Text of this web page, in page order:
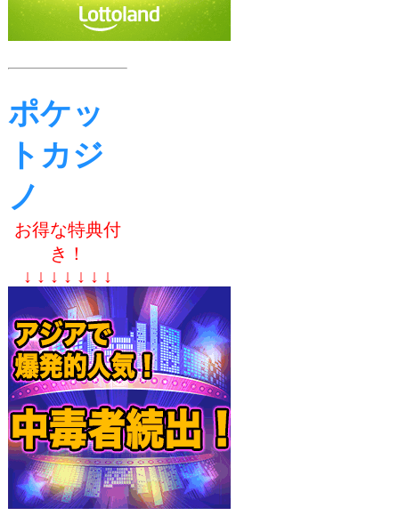
ポケッ
トカジ
ノ
お得な特典付
き！
↓ ↓ ↓ ↓ ↓ ↓ ↓